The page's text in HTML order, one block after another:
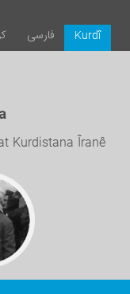
Kurdî
فارسی
Kurdistana Îranê